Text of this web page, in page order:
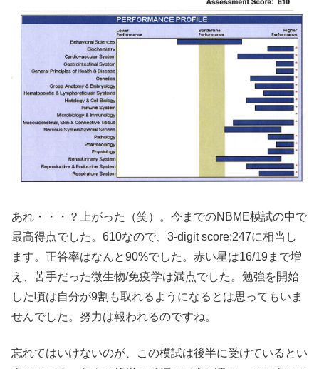
あれ・・・？上がった（笑）。今までのNBME模試の中で
最高得点でした。610なので、3-digit score:247に相当し
ます。正答率はなんと90%でした。赤い星は16/19まで増
え、苦手だった微生物/免疫学は満点でした。勉強を開始
した頃は自分が9割も取れるようになるとは思ってもいま
せんでした。努力は報われるのですね。
忘れてはいけないのが、この模試は後半に受けているとい